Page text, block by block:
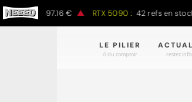
€ à 1497.16 € RTX 5090 : 42 refs en stock
LE PILIER
// du comptoir restez